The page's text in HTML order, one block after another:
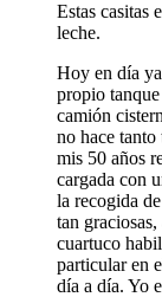
Estas casitas
leche.
Hoy en día
propio
camión
no hace tanto
mis 50 años
cargada con
la recogida
tan
cuartuco
particular en
día a día. Yo